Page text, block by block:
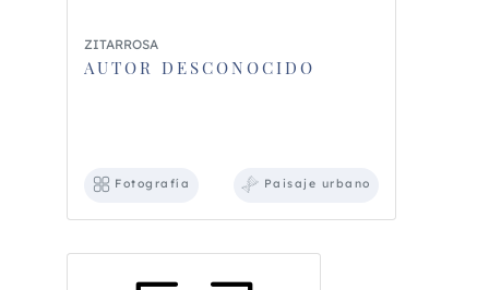
ZITARROSA
AUTOR DESCONOCIDO
Fotografía Paisaje urbano